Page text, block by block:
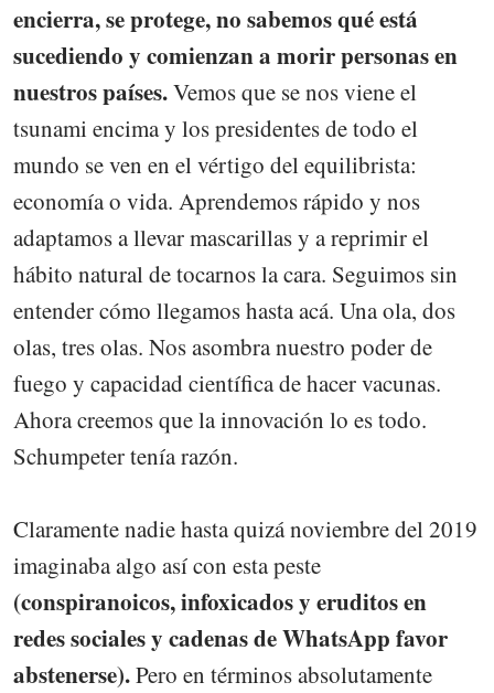
encierra, se protege, no sabemos qué está
sucediendo y comienzan a morir personas en
nuestros países.Vemos que se nos viene el
tsunami encima y los presidentes de todo el
mundo se ven en el vértigo del equilibrista:
economía o vida. Aprendemos rápido y nos
adaptamos a llevar mascarillas y a reprimir el
hábito natural de tocarnos la cara. Seguimos sin
entender cómo llegamos hasta acá. Una ola, dos
olas, tres olas. Nos asombra nuestro poder de
fuego y capacidad científica de hacer vacunas.
Ahora creemos que la innovación lo es todo.
Schumpeter tenía razón.
Claramente nadie hasta quizá noviembre del 2019
imaginaba algo así con esta peste
(conspiranoicos, infoxicados y eruditos en
redes sociales y cadenas de WhatsApp favor
abstenerse).Pero en términos absolutamente